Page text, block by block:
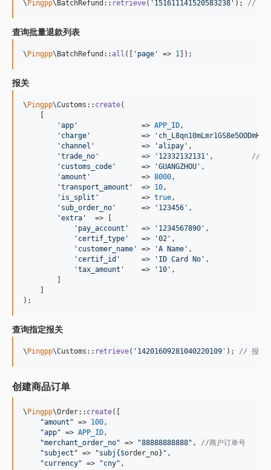
\ Pingpp\BatchRefund:: retrieve( ' 151611141520583238 ' ); // 批
查询批量退款列表
\ Pingpp\BatchRefund::all ([ ' page ' => 1 ]);
报关
\ Pingpp\Customs:: create(
'app '
               =>
APP_ID,
' charge '
            =>
'
' channel '
           =>
'alipay ' ,
'trade_no '
          =>
' 12332132131 ' , // 商
' customs_code '
      =>
'GUANGZHOU ' ,
'amount '
            =>
8000,
'transport_amount '
  =>
10,
' is_split '
          =>
true,
' sub_order_no '
      =>
' 123456 ' ,
'extra '
  => [
' pay_account '
   =>
' 1234567890 ' ,
' certif_type '
   =>
'02 ' ,
' customer_name ' => 'A Name ' ,
' certif_id '
     =>
' ID Card No ' ,
'tax_amount '
    =>
' 10 ' ,
);
查询指定报关
\ Pingpp\Customs:: retrieve( ' 14201609281040220109 ' ); // 报关
创建商品订单
\ Pingpp\Order:: create([
"amount " => 100,
"app" => APP_ID,
"merchant_order_no" => "88888888888" , //商户订单号
"subject " => "subj { $order_no}" ,
"currency" => "cny" ,